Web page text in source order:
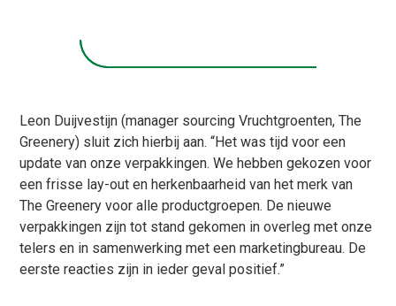
Leon Duijvestijn (manager sourcing Vruchtgroenten, The
Greenery) sluit zich hierbij aan. “Het was tijd voor een
update van onze verpakkingen. We hebben gekozen voor
een frisse lay-out en herkenbaarheid van het merk van
The Greenery voor alle productgroepen. De nieuwe
verpakkingen zijn tot stand gekomen in overleg met onze
telers en in samenwerking met een marketingbureau. De
eerste reacties zijn in ieder geval positief.”